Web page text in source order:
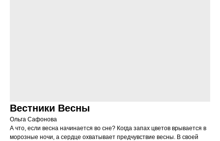
Вестники Весны
Ольга Сафонова
А что, если весна начинается во сне? Когда запах цветов врывается в
морозные ночи, а сердце охватывает предчувствие весны. В своей